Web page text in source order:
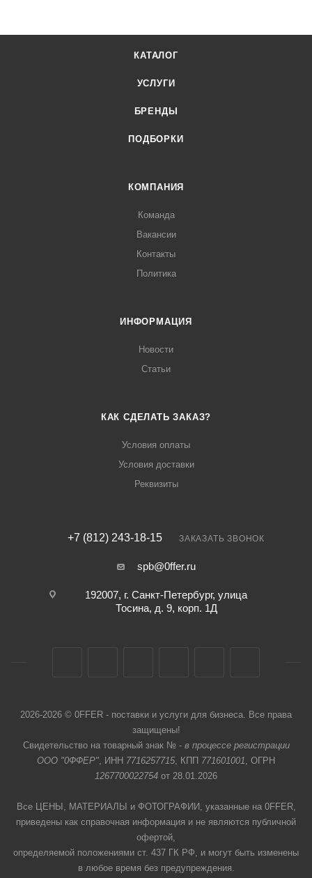
КАТАЛОГ
УСЛУГИ
БРЕНДЫ
ПОДБОРКИ
КОМПАНИЯ
Команда
Вакансии
Контакты
Политика
ИНФОРМАЦИЯ
Новости
Статьи
КАК СДЕЛАТЬ ЗАКАЗ?
Условия оплаты
Условия доставки
Реквизиты
+7 (812) 243-18-15 ЗАКАЗАТЬ ЗВОНОК
spb@0ffer.ru
192007, г. Санкт-Петербург, улица
Тосина, д. 9, корп. 1Д
2026-2026 © 0FFER - поставки и услуги для бизнеса. Все права
защищены!
Свидетельство на товарный знак № - в процессе регистрации
ООО "0ФФЕР", ИНН 7716257715, КПП 771601001, ОГРН
1267700022754 от 28.01.2026
Все ЦЕНЫ, МАТЕРИАЛЫ и ФОТОГРАФИИ, указанные на 0FFER,
приведены как справочная информация и не являются публичной
офертой,
определяемой положениями ст. 437 ГК РФ, и могут быть изменены
в любое время без предупреждения.